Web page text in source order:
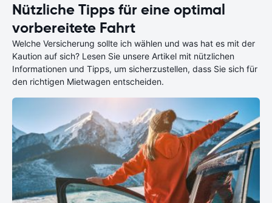
Nützliche Tipps für eine optimal
vorbereitete Fahrt
Welche Versicherung sollte ich wählen und was hat es mit der
Kaution auf sich? Lesen Sie unsere Artikel mit nützlichen
Informationen und Tipps, um sicherzustellen, dass Sie sich für
den richtigen Mietwagen entscheiden.